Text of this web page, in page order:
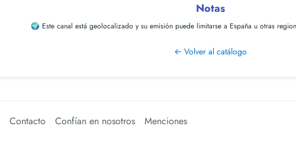
Notas
🌍 Este canal está geolocalizado y su emisión puede limitarse a España u otras
← Volver al catálogo
Contacto Confían en nosotros Menciones